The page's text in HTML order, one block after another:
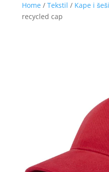
Home/ Tekstil / Kape i
recycled cap